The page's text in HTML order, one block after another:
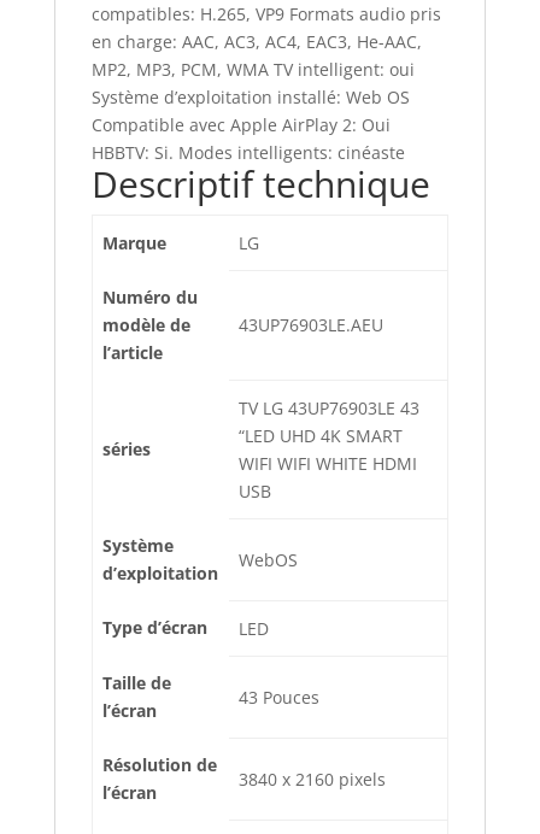
compatibles: H.265, VP9 Formats audio pris
en charge: AAC, AC3, AC4, EAC3, He-AAC,
MP2, MP3, PCM, WMA TV intelligent: oui
Système d’exploitation installé: Web OS
Compatible avec Apple AirPlay 2: Oui
HBBTV: Si. Modes intelligents: cinéaste
Descriptif technique
Marque ‎LG
Numéro du
modèle de
l’article
‎43UP76903LE.AEU
séries
‎TV LG 43UP76903LE 43
“LED UHD 4K SMART
WIFI WIFI WHITE HDMI
USB
Système
d’exploitation
‎WebOS
Type d’écran ‎LED
Taille de
l’écran
‎43 Pouces
Résolution de
l’écran
‎3840 x 2160 pixels